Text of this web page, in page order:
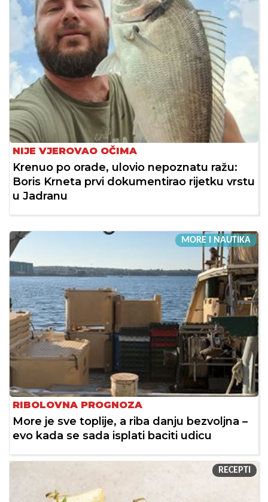
NIJE VJEROVAO OČIMA
Krenuo po orade, ulovio nepoznatu ražu:
Boris Krneta prvi dokumentirao rijetku vrstu
u Jadranu
MORE I NAUTIKA
RIBOLOVNA PROGNOZA
More je sve toplije, a riba danju bezvoljna –
evo kada se sada isplati baciti udicu
RECEPTI